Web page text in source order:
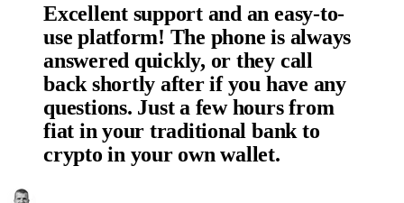
Excellent support and an easy-to-
use platform! The phone is always
answered quickly, or they call
back shortly after if you have any
questions. Just a few hours from
fiat in your traditional bank to
crypto in your own wallet.